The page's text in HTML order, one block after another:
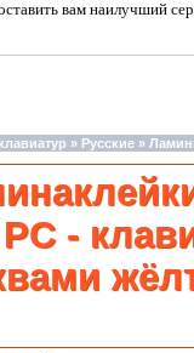
вам наилучший
» Русские »
PC -